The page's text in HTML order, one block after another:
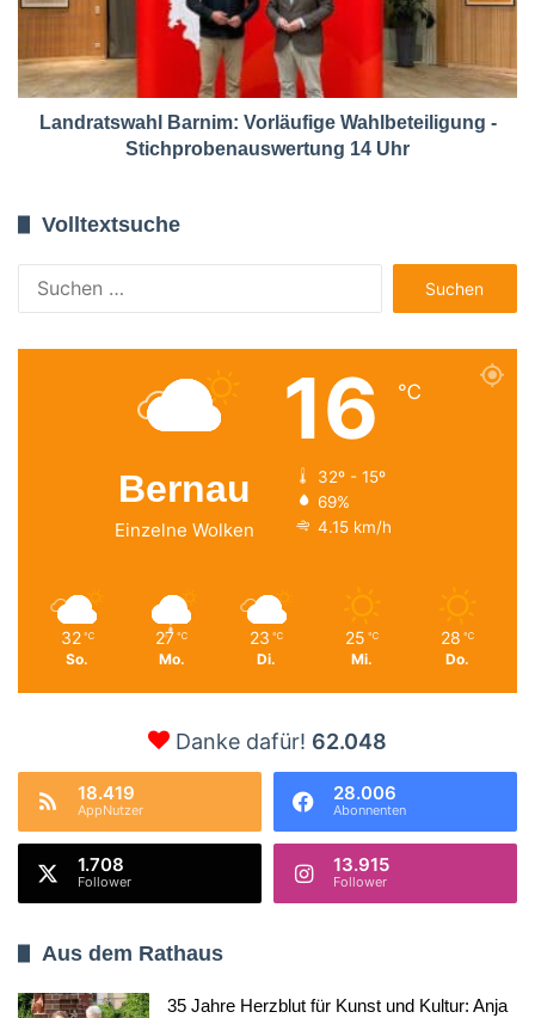
Landratswahl Barnim: Vorläufige Wahlbeteiligung -
Stichprobenauswertung 14 Uhr
Volltextsuche
nach:
Bernau
Einzelne Wolken
16 ℃
32º - 15º
69%
4.15 km/h
32 ℃
So.
27 ℃
Mo.
23 ℃
Di.
25 ℃
Mi.
28 ℃
Do.
Danke dafür! 62.048
18.419
AppNutzer
28.006
Abonnenten
1.708
Follower
13.915
Follower
Aus dem Rathaus
35 Jahre Herzblut für Kunst und Kultur: Anja